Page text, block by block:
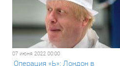
07 июня 2022 00:00
Операция «Ь»: Лондон в